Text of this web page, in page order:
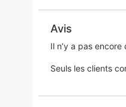
Avis
Il n’y a pas encore
Seuls les clients